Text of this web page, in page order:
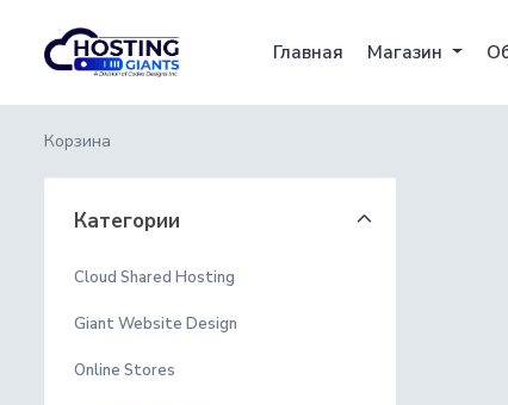
Главная Магазин
Корзина
Категории
Cloud Shared Hosting
Giant Website Design
Online Stores